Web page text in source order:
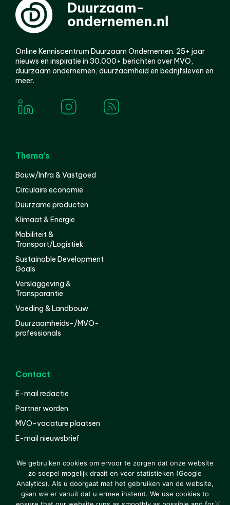
Online Kenniscentrum Duurzaam Ondernemen. 25+ jaar
nieuws en inspiratie in 30.000+ berichten over MVO,
duurzaam ondernemen, duurzaamheid en bedrijfsleven en
meer.
Thema’s
Bouw/Infra & Vastgoed
Circulaire economie
Duurzame producten
Klimaat & Energie
Mobiliteit &
Transport/Logistiek
Sustainable Development
Goals
Verslaggeving &
Transparantie
Voeding & Landbouw
Duurzaamheids-/MVO-
professionals
Contact
E-mail redactie
Partner worden
MVO-vacature plaatsen
E-mail nieuwsbrief
© 2000-2026 Van der Molen EIS Colofon
Disclaimer
We gebruiken cookies om ervoor te zorgen dat onze website
zo soepel mogelijk draait en voor statistieken (Google
Analytics). Als u doorgaat met het gebruiken van de website,
gaan we er vanuit dat u ermee instemt. We use cookies to